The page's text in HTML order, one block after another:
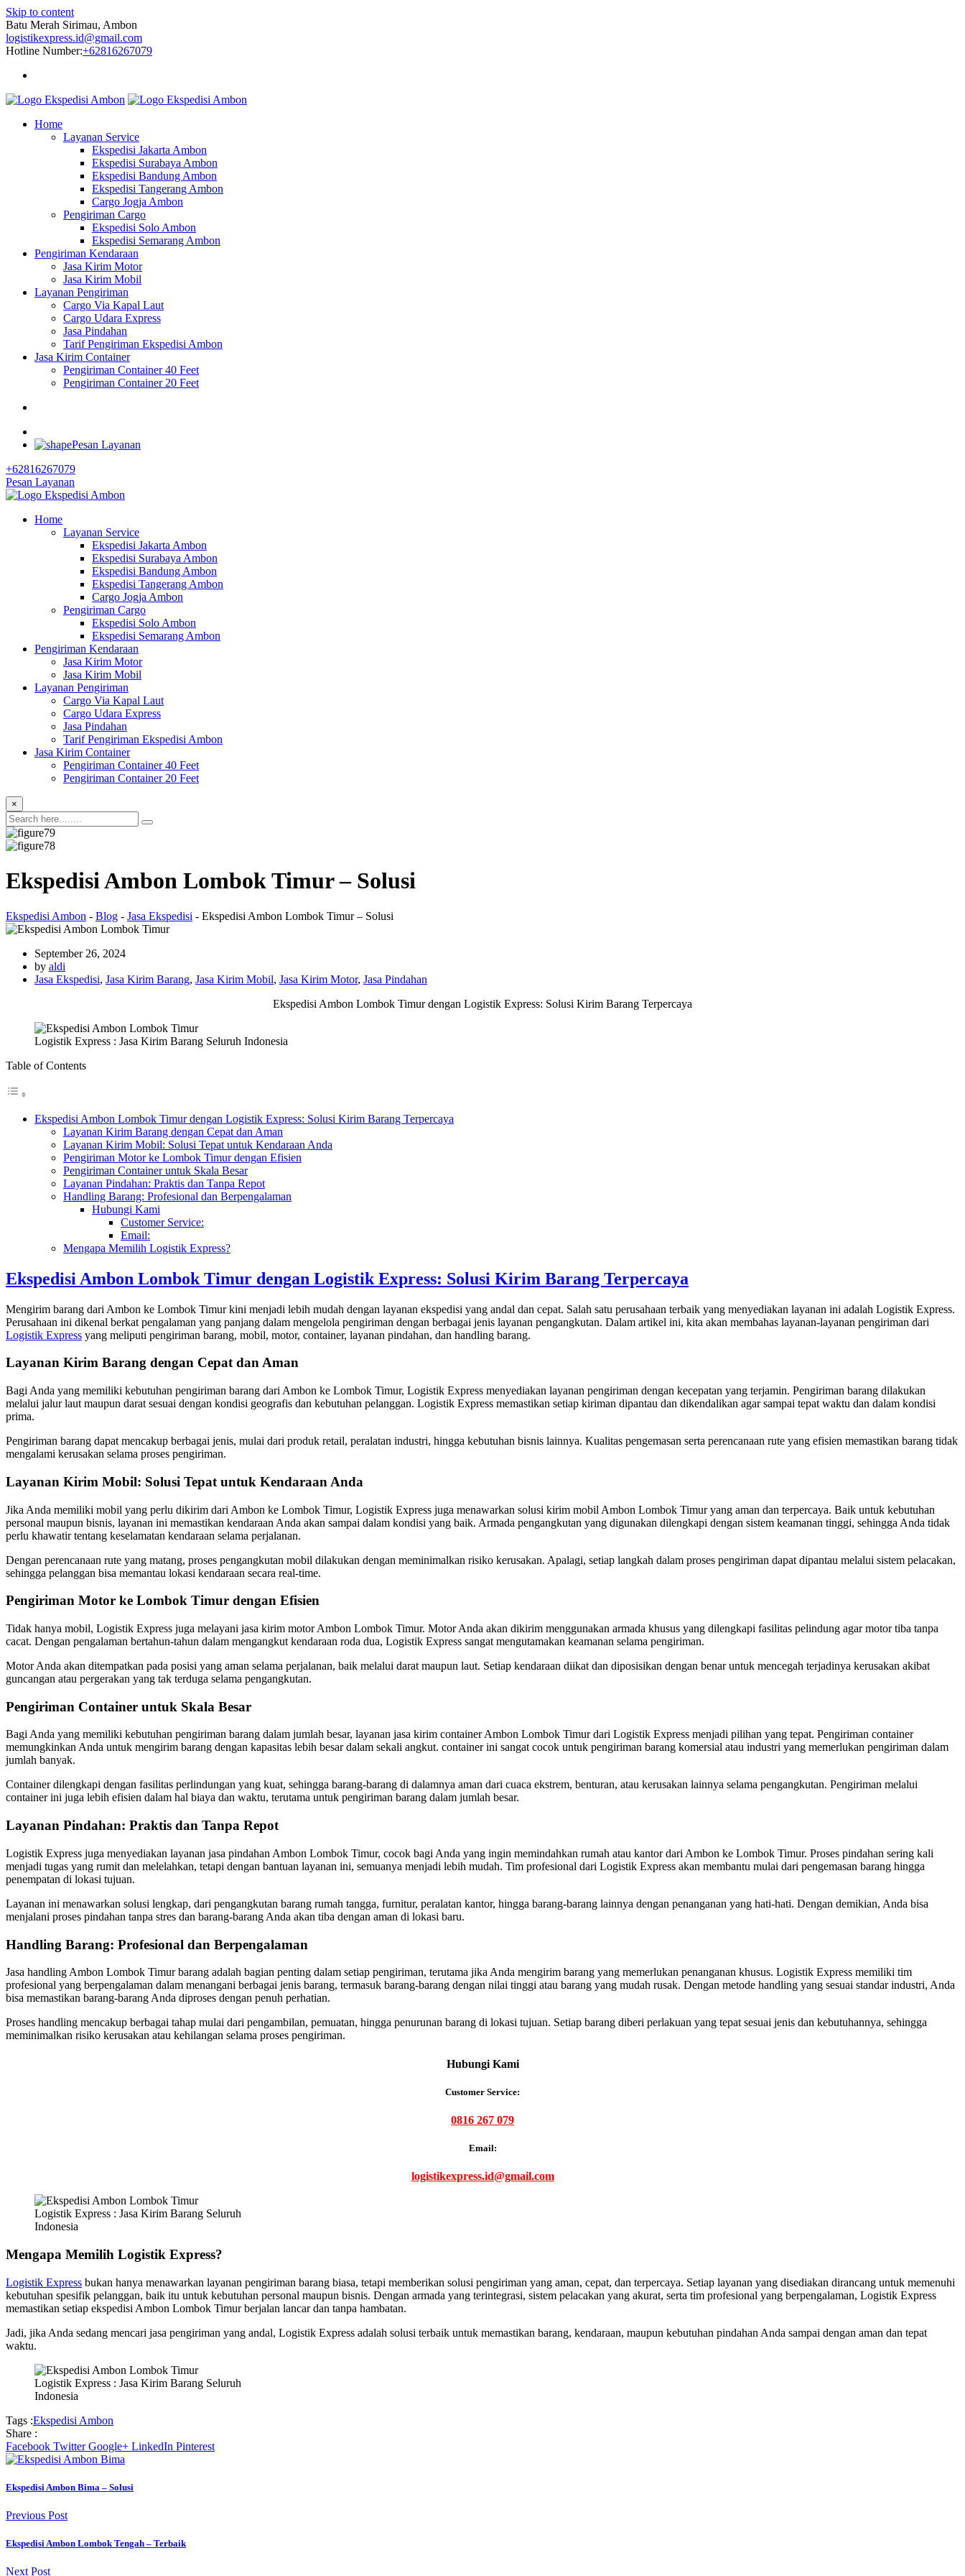
Skip to content
Batu Merah Sirimau, Ambon
logistikexpress.id@gmail.com
Hotline Number:+62816267079
Home
Layanan Service
Ekspedisi Jakarta Ambon
Ekspedisi Surabaya Ambon
Ekspedisi Bandung Ambon
Ekspedisi Tangerang Ambon
Cargo Jogja Ambon
Pengiriman Cargo
Ekspedisi Solo Ambon
Ekspedisi Semarang Ambon
Pengiriman Kendaraan
Jasa Kirim Motor
Jasa Kirim Mobil
Layanan Pengiriman
Cargo Via Kapal Laut
Cargo Udara Express
Jasa Pindahan
Tarif Pengiriman Ekspedisi Ambon
Jasa Kirim Container
Pengiriman Container 40 Feet
Pengiriman Container 20 Feet
Pesan Layanan
+62816267079
Pesan Layanan
Home
Layanan Service
Ekspedisi Jakarta Ambon
Ekspedisi Surabaya Ambon
Ekspedisi Bandung Ambon
Ekspedisi Tangerang Ambon
Cargo Jogja Ambon
Pengiriman Cargo
Ekspedisi Solo Ambon
Ekspedisi Semarang Ambon
Pengiriman Kendaraan
Jasa Kirim Motor
Jasa Kirim Mobil
Layanan Pengiriman
Cargo Via Kapal Laut
Cargo Udara Express
Jasa Pindahan
Tarif Pengiriman Ekspedisi Ambon
Jasa Kirim Container
Pengiriman Container 40 Feet
Pengiriman Container 20 Feet
×
Ekspedisi Ambon Lombok Timur – Solusi
Ekspedisi Ambon - Blog - Jasa Ekspedisi - Ekspedisi Ambon Lombok Timur – Solusi
September 26, 2024
by aldi
Jasa Ekspedisi, Jasa Kirim Barang, Jasa Kirim Mobil, Jasa Kirim Motor, Jasa Pindahan
Ekspedisi Ambon Lombok Timur dengan Logistik Express: Solusi Kirim Barang Terpercaya
Logistik Express : Jasa Kirim Barang Seluruh Indonesia
Table of Contents
Ekspedisi Ambon Lombok Timur dengan Logistik Express: Solusi Kirim Barang Terpercaya
Layanan Kirim Barang dengan Cepat dan Aman
Layanan Kirim Mobil: Solusi Tepat untuk Kendaraan Anda
Pengiriman Motor ke Lombok Timur dengan Efisien
Pengiriman Container untuk Skala Besar
Layanan Pindahan: Praktis dan Tanpa Repot
Handling Barang: Profesional dan Berpengalaman
Hubungi Kami
Customer Service:
Email:
Mengapa Memilih Logistik Express?
Ekspedisi Ambon Lombok Timur dengan Logistik Express: Solusi Kirim Barang Terpercaya
Mengirim barang dari Ambon ke Lombok Timur kini menjadi lebih mudah dengan layanan ekspedisi yang andal dan cepat. Salah satu perusahaan terbaik yang menyediakan layanan ini adalah Logistik Express.
Perusahaan ini dikenal berkat pengalaman yang panjang dalam mengelola pengiriman dengan berbagai jenis layanan pengangkutan. Dalam artikel ini, kita akan membahas layanan-layanan pengiriman dari
Logistik Express yang meliputi pengiriman barang, mobil, motor, container, layanan pindahan, dan handling barang.
Layanan Kirim Barang dengan Cepat dan Aman
Bagi Anda yang memiliki kebutuhan pengiriman barang dari Ambon ke Lombok Timur, Logistik Express menyediakan layanan pengiriman dengan kecepatan yang terjamin. Pengiriman barang dilakukan
melalui jalur laut maupun darat sesuai dengan kondisi geografis dan kebutuhan pelanggan. Logistik Express memastikan setiap kiriman dipantau dan dikendalikan agar sampai tepat waktu dan dalam kondisi
prima.
Pengiriman barang dapat mencakup berbagai jenis, mulai dari produk retail, peralatan industri, hingga kebutuhan bisnis lainnya. Kualitas pengemasan serta perencanaan rute yang efisien memastikan barang tidak
mengalami kerusakan selama proses pengiriman.
Layanan Kirim Mobil: Solusi Tepat untuk Kendaraan Anda
Jika Anda memiliki mobil yang perlu dikirim dari Ambon ke Lombok Timur, Logistik Express juga menawarkan solusi kirim mobil Ambon Lombok Timur yang aman dan terpercaya. Baik untuk kebutuhan
personal maupun bisnis, layanan ini memastikan kendaraan Anda akan sampai dalam kondisi yang baik. Armada pengangkutan yang digunakan dilengkapi dengan sistem keamanan tinggi, sehingga Anda tidak
perlu khawatir tentang keselamatan kendaraan selama perjalanan.
Dengan perencanaan rute yang matang, proses pengangkutan mobil dilakukan dengan meminimalkan risiko kerusakan. Apalagi, setiap langkah dalam proses pengiriman dapat dipantau melalui sistem pelacakan,
sehingga pelanggan bisa memantau lokasi kendaraan secara real-time.
Pengiriman Motor ke Lombok Timur dengan Efisien
Tidak hanya mobil, Logistik Express juga melayani jasa kirim motor Ambon Lombok Timur. Motor Anda akan dikirim menggunakan armada khusus yang dilengkapi fasilitas pelindung agar motor tiba tanpa
cacat. Dengan pengalaman bertahun-tahun dalam mengangkut kendaraan roda dua, Logistik Express sangat mengutamakan keamanan selama pengiriman.
Motor Anda akan ditempatkan pada posisi yang aman selama perjalanan, baik melalui darat maupun laut. Setiap kendaraan diikat dan diposisikan dengan benar untuk mencegah terjadinya kerusakan akibat
guncangan atau pergerakan yang tak terduga selama pengangkutan.
Pengiriman Container untuk Skala Besar
Bagi Anda yang memiliki kebutuhan pengiriman barang dalam jumlah besar, layanan jasa kirim container Ambon Lombok Timur dari Logistik Express menjadi pilihan yang tepat. Pengiriman container
memungkinkan Anda untuk mengirim barang dengan kapasitas lebih besar dalam sekali angkut. container ini sangat cocok untuk pengiriman barang komersial atau industri yang memerlukan pengiriman dalam
jumlah banyak.
Container dilengkapi dengan fasilitas perlindungan yang kuat, sehingga barang-barang di dalamnya aman dari cuaca ekstrem, benturan, atau kerusakan lainnya selama pengangkutan. Pengiriman melalui
container ini juga lebih efisien dalam hal biaya dan waktu, terutama untuk pengiriman barang dalam jumlah besar.
Layanan Pindahan: Praktis dan Tanpa Repot
Logistik Express juga menyediakan layanan jasa pindahan Ambon Lombok Timur, cocok bagi Anda yang ingin memindahkan rumah atau kantor dari Ambon ke Lombok Timur. Proses pindahan sering kali
menjadi tugas yang rumit dan melelahkan, tetapi dengan bantuan layanan ini, semuanya menjadi lebih mudah. Tim profesional dari Logistik Express akan membantu mulai dari pengemasan barang hingga
penempatan di lokasi tujuan.
Layanan ini menawarkan solusi lengkap, dari pengangkutan barang rumah tangga, furnitur, peralatan kantor, hingga barang-barang lainnya dengan penanganan yang hati-hati. Dengan demikian, Anda bisa
menjalani proses pindahan tanpa stres dan barang-barang Anda akan tiba dengan aman di lokasi baru.
Handling Barang: Profesional dan Berpengalaman
Jasa handling Ambon Lombok Timur barang adalah bagian penting dalam setiap pengiriman, terutama jika Anda mengirim barang yang memerlukan penanganan khusus. Logistik Express memiliki tim
profesional yang berpengalaman dalam menangani berbagai jenis barang, termasuk barang-barang dengan nilai tinggi atau barang yang mudah rusak. Dengan metode handling yang sesuai standar industri, Anda
bisa memastikan barang-barang Anda diproses dengan penuh perhatian.
Proses handling mencakup berbagai tahap mulai dari pengambilan, pemuatan, hingga penurunan barang di lokasi tujuan. Setiap barang diberi perlakuan yang tepat sesuai jenis dan kebutuhannya, sehingga
meminimalkan risiko kerusakan atau kehilangan selama proses pengiriman.
Hubungi Kami
Customer Service:
0816 267 079
Email:
logistikexpress.id@gmail.com
Logistik Express : Jasa Kirim Barang Seluruh
Indonesia
Mengapa Memilih Logistik Express?
Logistik Express bukan hanya menawarkan layanan pengiriman barang biasa, tetapi memberikan solusi pengiriman yang aman, cepat, dan terpercaya. Setiap layanan yang disediakan dirancang untuk memenuhi
kebutuhan spesifik pelanggan, baik itu untuk kebutuhan personal maupun bisnis. Dengan armada yang terintegrasi, sistem pelacakan yang akurat, serta tim profesional yang berpengalaman, Logistik Express
memastikan setiap ekspedisi Ambon Lombok Timur berjalan lancar dan tanpa hambatan.
Jadi, jika Anda sedang mencari jasa pengiriman yang andal, Logistik Express adalah solusi terbaik untuk memastikan barang, kendaraan, maupun kebutuhan pindahan Anda sampai dengan aman dan tepat
waktu.
Logistik Express : Jasa Kirim Barang Seluruh
Indonesia
Tags :Ekspedisi Ambon
Share :
Facebook Twitter Google+ LinkedIn Pinterest
Ekspedisi Ambon Bima – Solusi
Previous Post
Ekspedisi Ambon Lombok Tengah – Terbaik
Next Post